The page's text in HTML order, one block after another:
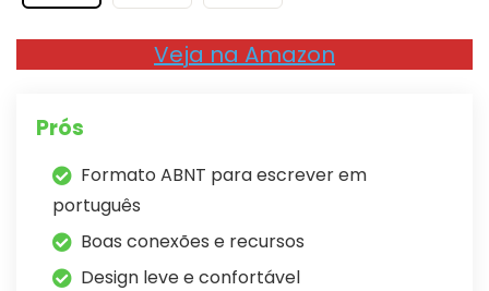
Veja na Amazon
Prós
Formato ABNT para escrever em
português
Boas conexões e recursos
Design leve e confortável